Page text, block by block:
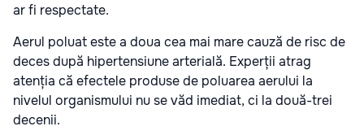
ar fi respectate.
Aerul poluat este a doua cea mai mare cauză de risc de
deces după hipertensiune arterială. Experții atrag
atenția că efectele produse de poluarea aerului la
nivelul organismului nu se văd imediat, ci la două-trei
decenii.